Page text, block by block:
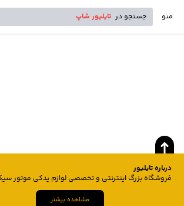
منو جستجو در تایلیور شاپ
درباره تایلیور
فروشگاه بزرگ اینترنتی و تخصصی لوازم یدکی موتور
مشاهده بیشتر